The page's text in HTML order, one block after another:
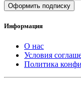
Оформить подписку
Информация
О нас
Условия
Политика